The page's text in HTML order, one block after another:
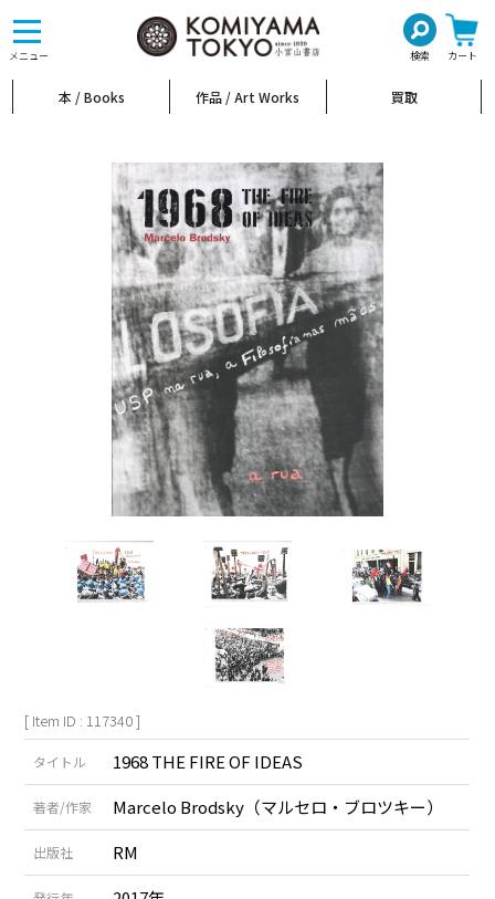
メニュー 検索 カート
toggle
navigation
本 / Books 作品 / Art Works 買取
[ Item ID : 117340 ]
タイトル 1968 THE FIRE OF IDEAS
著者/作家 Marcelo Brodsky（マルセロ・ブロツキー）
出版社 RM